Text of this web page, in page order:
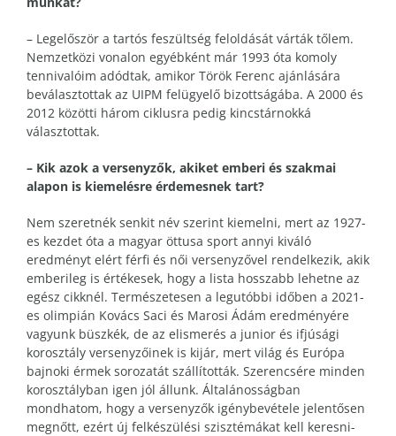
– Legelőször a tartós feszültség feloldását várták tőlem.
Nemzetközi vonalon egyébként már 1993 óta komoly
tennivalóim adódtak, amikor Török Ferenc ajánlására
beválasztottak az UIPM felügyelő bizottságába. A 2000 és
2012 közötti három ciklusra pedig kincstárnokká
választottak.
– Kik azok a versenyzők, akiket emberi és szakmai
alapon is kiemelésre érdemesnek tart?
Nem szeretnék senkit név szerint kiemelni, mert az 1927-
es kezdet óta a magyar öttusa sport annyi kiváló
eredményt elért férfi és női versenyzővel rendelkezik, akik
emberileg is értékesek, hogy a lista hosszabb lehetne az
egész cikknél. Természetesen a legutóbbi időben a 2021-
es olimpián Kovács Saci és Marosi Ádám eredményére
vagyunk büszkék, de az elismerés a junior és ifjúsági
korosztály versenyzőinek is kijár, mert világ és Európa
bajnoki érmek sorozatát szállították. Szerencsére minden
korosztályban igen jól állunk. Általánosságban
mondhatom, hogy a versenyzők igénybevétele jelentősen
megnőtt, ezért új felkészülési szisztémákat kell keresni-